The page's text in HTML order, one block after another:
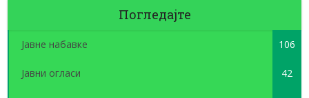
Погледајте
Јавне набавке 106
Јавни огласи 42